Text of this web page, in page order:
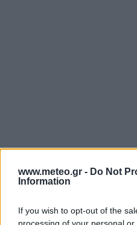
www.meteo.gr - Do Not
Information
If you wish to opt-out of the
processing of your personal
ΠΡΟΓΝΩΣΕΙΣ